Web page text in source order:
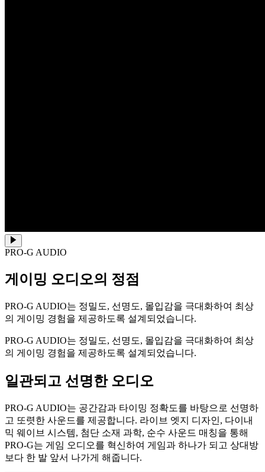
PRO-G AUDIO
게이밍 오디오의 정점
PRO-G AUDIO는 정밀도, 선명도, 몰입감을 극대화하여 최상
의 게이밍 경험을 제공하도록 설계되었습니다.
PRO-G AUDIO는 정밀도, 선명도, 몰입감을 극대화하여 최상
의 게이밍 경험을 제공하도록 설계되었습니다.
일관되고 선명한 오디오
PRO-G AUDIO는 공간감과 타이밍 정확도를 바탕으로 선명하
고 또렷한 사운드를 제공합니다. 라이브 엣지 디자인, 다이내
믹 웨이브 시스템, 첨단 소재 과학, 순수 사운드 매칭을 통해
PRO-G는 게임 오디오를 혁신하여 게임과 하나가 되고 상대방
보다 한 발 앞서 나가게 해줍니다.